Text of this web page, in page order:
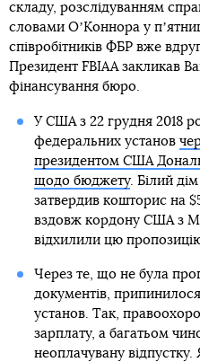
складу, розслідуванням
словами ОʼКоннора у
співробітників ФБР вже
Президент FBIAA закликав
фінансування бюро.
У США з 22 грудня 2018
федеральних установ
президентом США
щодо бюджету. Білий
затвердив кошторис на
вздовж кордону США з
відхилили цю
Через те, що не була
документів,
установ. Так,
зарплату, а багатьом
неоплачувану